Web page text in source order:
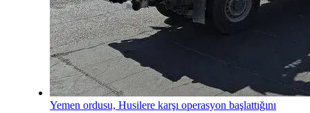
Yemen ordusu, Husilere karşı operasyon başlattığını